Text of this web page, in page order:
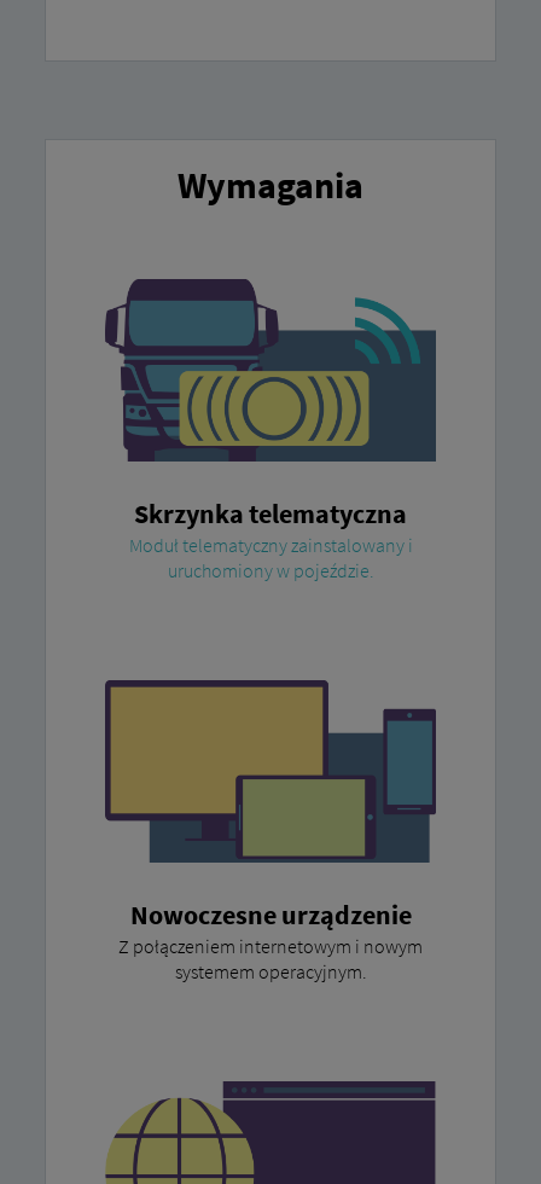
Wymagania
Skrzynka telematyczna
Moduł telematyczny zainstalowany i
uruchomiony w pojeździe.
Nowoczesne urządzenie
Z połączeniem internetowym i nowym
systemem operacyjnym.